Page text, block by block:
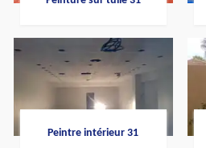
Peintre intérieur 31